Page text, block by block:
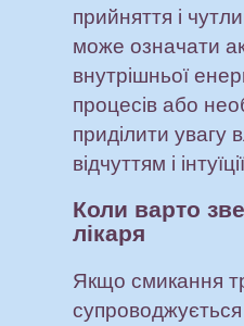
прийняття і
може означати
внутрішньої
процесів або
приділити увагу
відчуттям і
Коли варто
лікаря
Якщо смикання